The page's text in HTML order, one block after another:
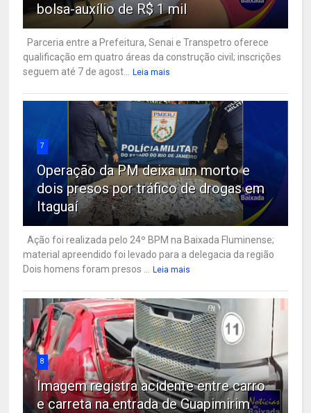
bolsa-auxílio de R$ 1 mil
Parceria entre a Prefeitura, Senai e Transpetro oferece
qualificação em quatro áreas da construção civil; inscrições
seguem até 7 de agost...
Leia mais
7
Operação da PM deixa um morto e
dois presos por tráfico de drogas em
Itaguaí
Ação foi realizada pelo 24º BPM na Baixada Fluminense;
material apreendido foi levado para a delegacia da região
Dois homens foram presos ...
Leia mais
8
Imagem registra acidente entre carro
e carreta na entrada de Guapimirim